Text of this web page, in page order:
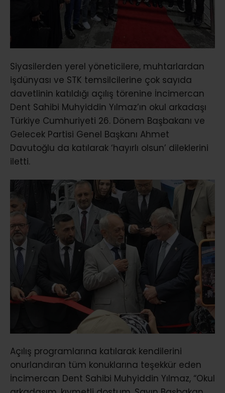
Siyasilerden yerel yöneticilere, muhtarlardan
işdünyası ve STK temsilcilerine çok sayıda
davetlinin katıldığı açılış törenine İncimercan
Dent Sahibi Muhyiddin Yılmaz’ın okul arkadaşı
Türkiye Cumhuriyeti 26. Dönem Başbakanı ve
Gelecek Partisi Genel Başkanı Ahmet
Davutoğlu da katılarak ‘hayırlı olsun’ dileklerini
iletti.
Açılış programlarına katılarak kendilerini
onurlandıran tüm konuklarına teşekkür eden
İncimercan Dent Sahibi Muhyiddin Yılmaz, “Okul